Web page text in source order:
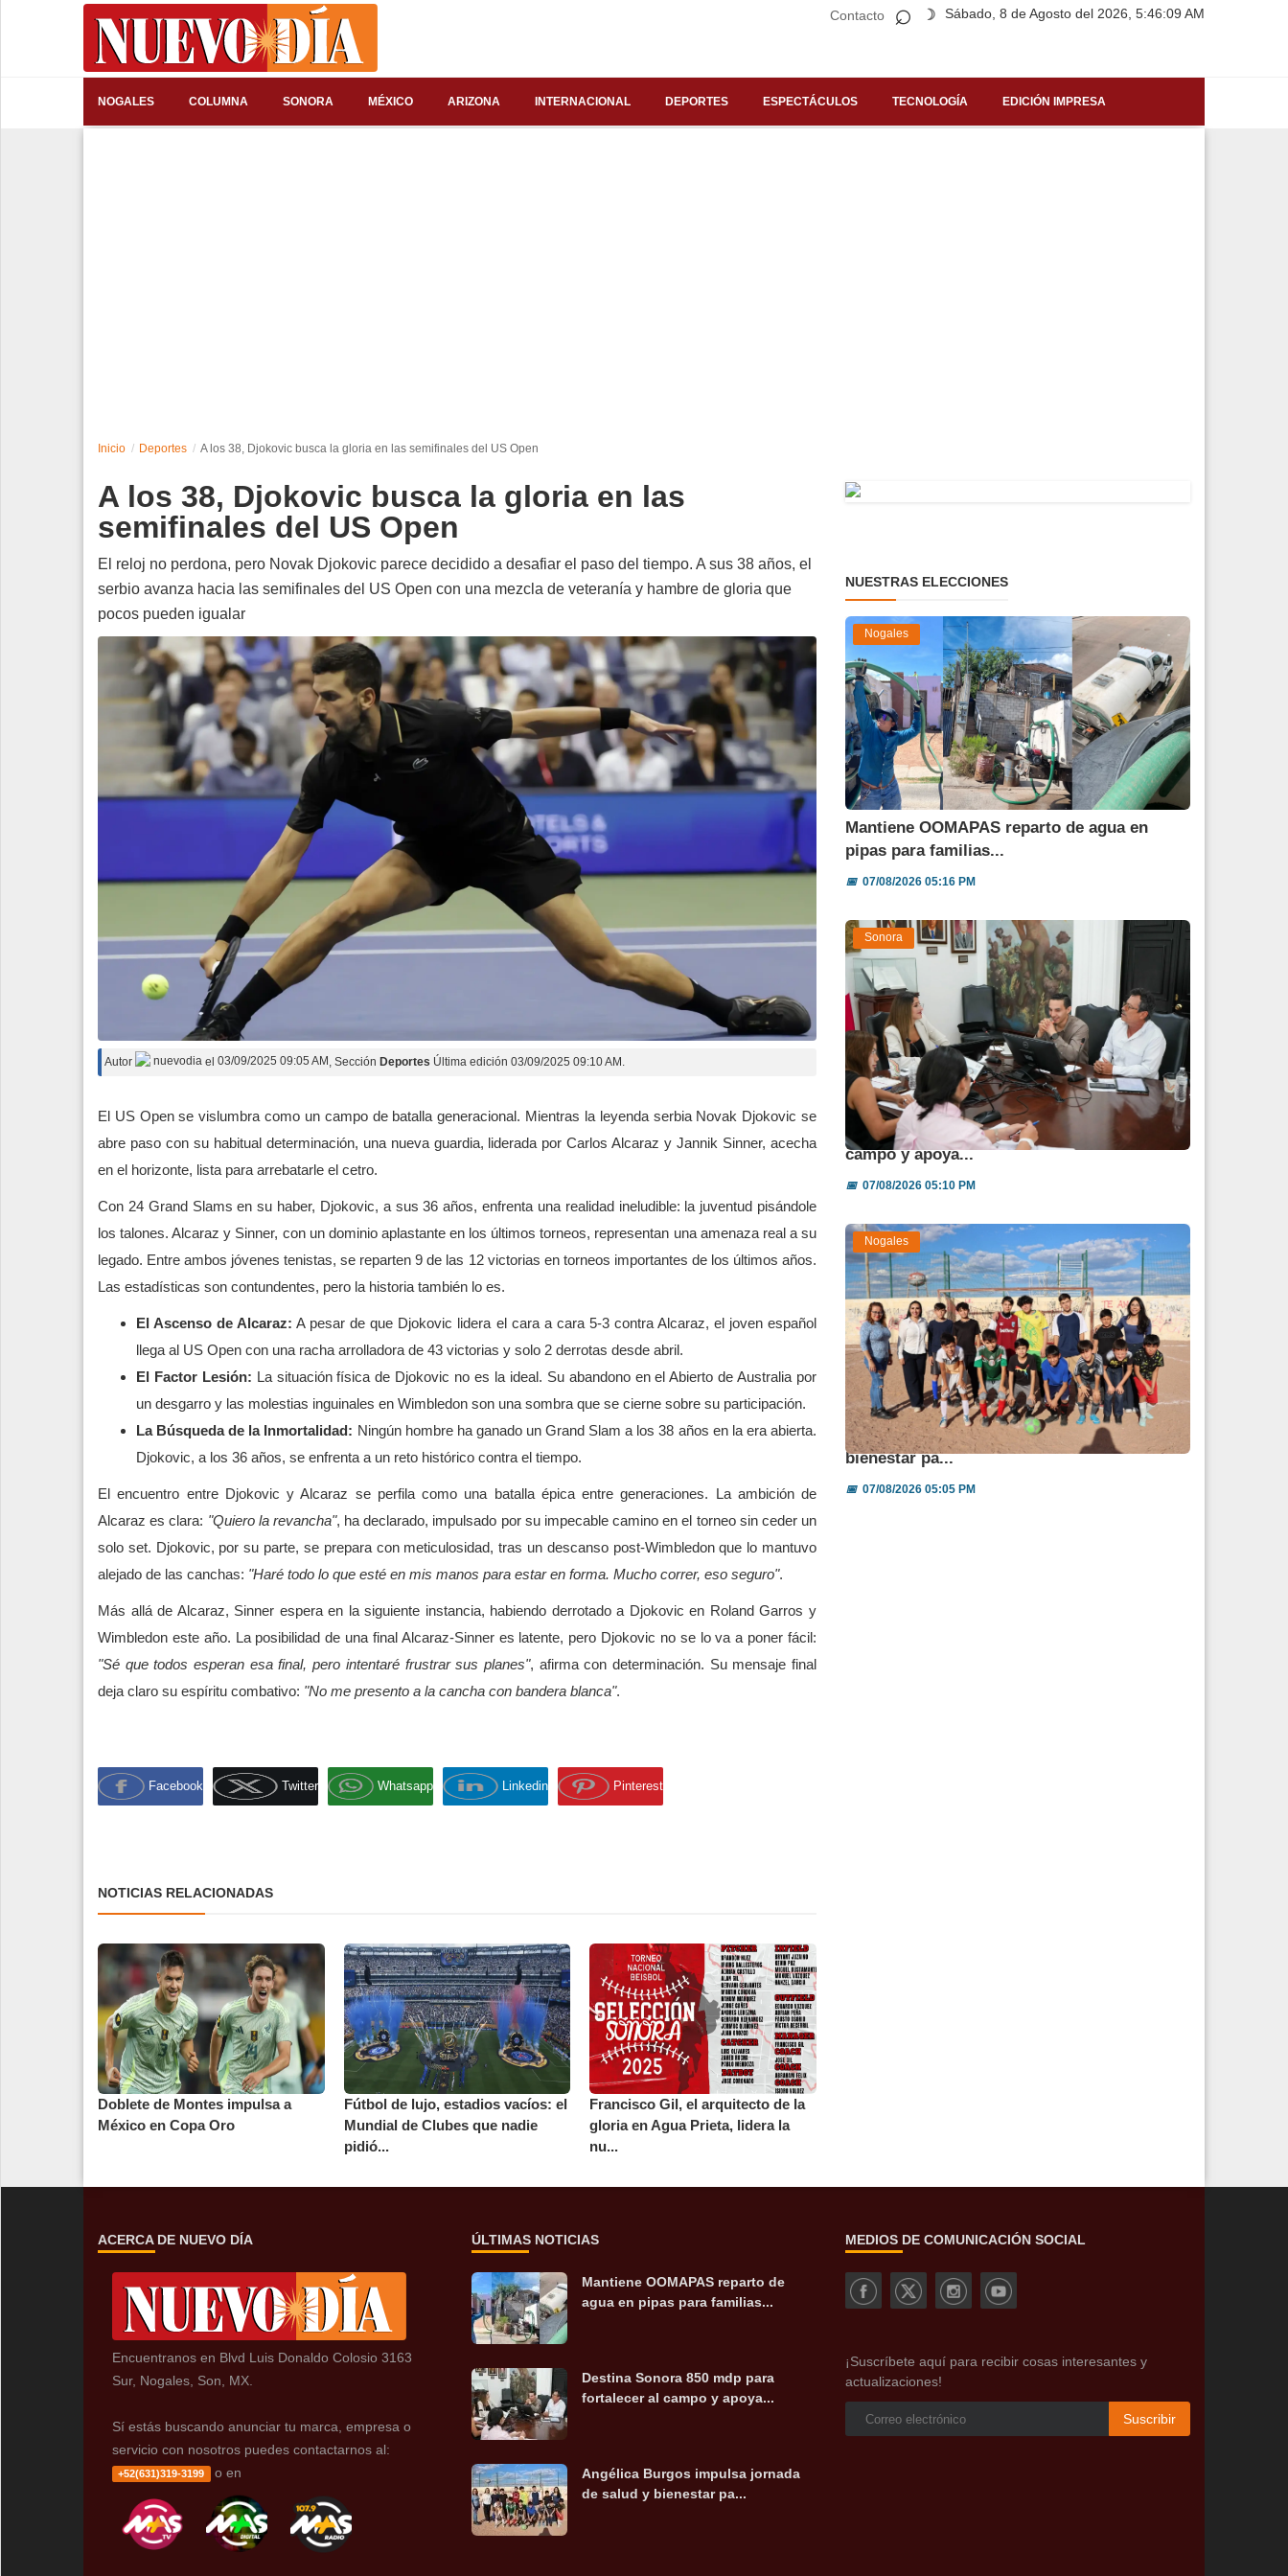
Contacto Sábado, 8 de Agosto del 2026, 5:46:09 AM
⌕ ☽
NOGALES COLUMNA SONORA MÉXICO ARIZONA INTERNACIONAL DEPORTES ESPECTÁCULOS TECNOLOGÍA EDICIÓN IMPRESA
Edición Impresa
Inicio Deportes A los 38, Djokovic busca la gloria en las semifinales del US Open
A los 38, Djokovic busca la gloria en las
semifinales del US Open
El reloj no perdona, pero Novak Djokovic parece decidido a desafiar el paso del tiempo. A sus 38 años, el
serbio avanza hacia las semifinales del US Open con una mezcla de veteranía y hambre de gloria que
pocos pueden igualar
Autor nuevodia el 03/09/2025 09:05 AM , Sección Deportes Última edición 03/09/2025 09:10 AM.
El US Open se vislumbra como un campo de batalla generacional. Mientras la leyenda serbia Novak Djokovic se
abre paso con su habitual determinación, una nueva guardia, liderada por Carlos Alcaraz y Jannik Sinner, acecha
en el horizonte, lista para arrebatarle el cetro.
Con 24 Grand Slams en su haber, Djokovic, a sus 36 años, enfrenta una realidad ineludible: la juventud pisándole
los talones. Alcaraz y Sinner, con un dominio aplastante en los últimos torneos, representan una amenaza real a su
legado. Entre ambos jóvenes tenistas, se reparten 9 de las 12 victorias en torneos importantes de los últimos años.
Las estadísticas son contundentes, pero la historia también lo es.
El Ascenso de Alcaraz: A pesar de que Djokovic lidera el cara a cara 5-3 contra Alcaraz, el joven español
llega al US Open con una racha arrolladora de 43 victorias y solo 2 derrotas desde abril.
El Factor Lesión: La situación física de Djokovic no es la ideal. Su abandono en el Abierto de Australia por
un desgarro y las molestias inguinales en Wimbledon son una sombra que se cierne sobre su participación.
La Búsqueda de la Inmortalidad: Ningún hombre ha ganado un Grand Slam a los 38 años en la era abierta.
Djokovic, a los 36 años, se enfrenta a un reto histórico contra el tiempo.
El encuentro entre Djokovic y Alcaraz se perfila como una batalla épica entre generaciones. La ambición de
Alcaraz es clara: "Quiero la revancha", ha declarado, impulsado por su impecable camino en el torneo sin ceder un
solo set. Djokovic, por su parte, se prepara con meticulosidad, tras un descanso post-Wimbledon que lo mantuvo
alejado de las canchas: "Haré todo lo que esté en mis manos para estar en forma. Mucho correr, eso seguro".
Más allá de Alcaraz, Sinner espera en la siguiente instancia, habiendo derrotado a Djokovic en Roland Garros y
Wimbledon este año. La posibilidad de una final Alcaraz-Sinner es latente, pero Djokovic no se lo va a poner fácil:
"Sé que todos esperan esa final, pero intentaré frustrar sus planes", afirma con determinación. Su mensaje final
deja claro su espíritu combativo: "No me presento a la cancha con bandera blanca".
Facebook Twitter Whatsapp Linkedin Pinterest
NOTICIAS RELACIONADAS
Doblete de Montes impulsa a
México en Copa Oro
Fútbol de lujo, estadios vacíos: el
Mundial de Clubes que nadie
pidió...
Francisco Gil, el arquitecto de la
gloria en Agua Prieta, lidera la
nu...
NUESTRAS ELECCIONES
Nogales
Mantiene OOMAPAS reparto de agua en
pipas para familias...
📅07/08/2026 05:16 PM
Sonora
Destina Sonora 850 mdp para fortalecer al
campo y apoya...
📅07/08/2026 05:10 PM
Nogales
Angélica Burgos impulsa jornada de salud y
bienestar pa...
📅07/08/2026 05:05 PM
ACERCA DE NUEVO DÍA
Encuentranos en Blvd Luis Donaldo Colosio 3163
Sur, Nogales, Son, MX.
Sí estás buscando anunciar tu marca, empresa o
servicio con nosotros puedes contactarnos al:
+52(631)319-3199 o en
ÚLTIMAS NOTICIAS
Mantiene OOMAPAS reparto de
agua en pipas para familias...
Destina Sonora 850 mdp para
fortalecer al campo y apoya...
Angélica Burgos impulsa jornada
de salud y bienestar pa...
MEDIOS DE COMUNICACIÓN SOCIAL
¡Suscríbete aquí para recibir cosas interesantes y
actualizaciones!
Suscribir